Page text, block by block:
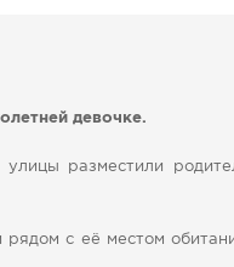
девочке.
разместили
с её местом